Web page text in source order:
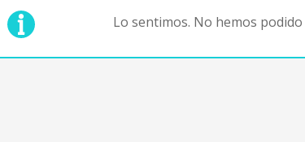
Lo sentimos. No hemos